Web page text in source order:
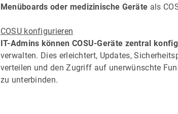
Menüboards oder medizinische Geräte als
COSU konfigurieren
IT-Admins können COSU-Geräte zentral
verwalten. Dies erleichtert, Updates,
verteilen und den Zugriff auf unerwünschte
zu unterbinden.